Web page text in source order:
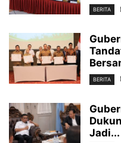
BERITA
BERITA
Jadi...